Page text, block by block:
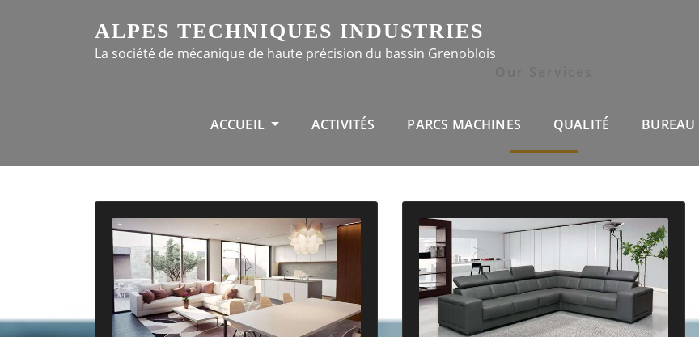
ALPES TECHNIQUES INDUSTRIES
La société de mécanique de haute précision du bassin Grenoblois
ACCUEIL ACTIVITÉS PARCS MACHINES QUALITÉ BUREAU
WE PROVIDE THEBEST